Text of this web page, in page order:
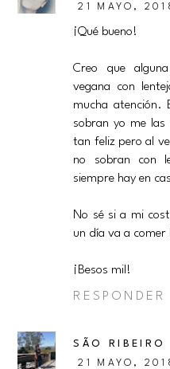
21 MAYO,
¡Qué bueno!
Creo que
vegana con
mucha atención.
sobran yo me
tan feliz pero al
no sobran con
siempre hay en
No sé si a mi
un día va a comer
¡Besos mil!
RESPONDER
SÃO RIBEIRO
21 MAYO,